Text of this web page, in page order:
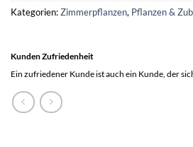
Kategorien:Zimmerpflanzen, Pflanzen &
Kunden Zufriedenheit
Ein zufriedener Kunde ist auch ein Kunde, der